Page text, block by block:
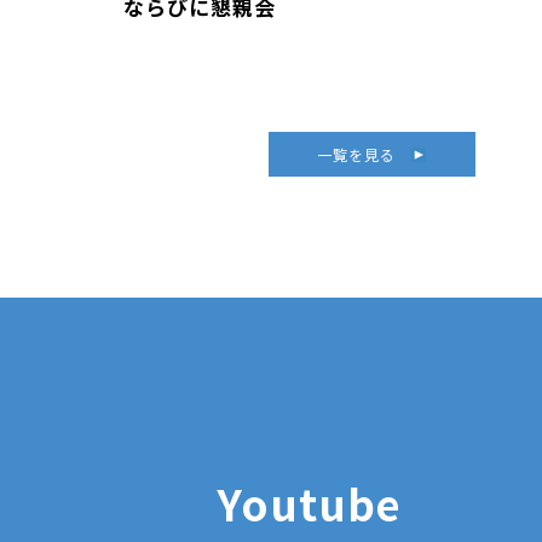
ならびに懇親会
一覧を見る
Youtube